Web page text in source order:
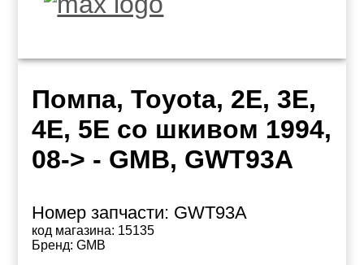
Помпа, Toyota, 2E, 3E,
4E, 5E со шкивом 1994,
08-> - GMB, GWT93A
Номер запчасти: GWT93A
код магазина: 15135
Бренд: GMB